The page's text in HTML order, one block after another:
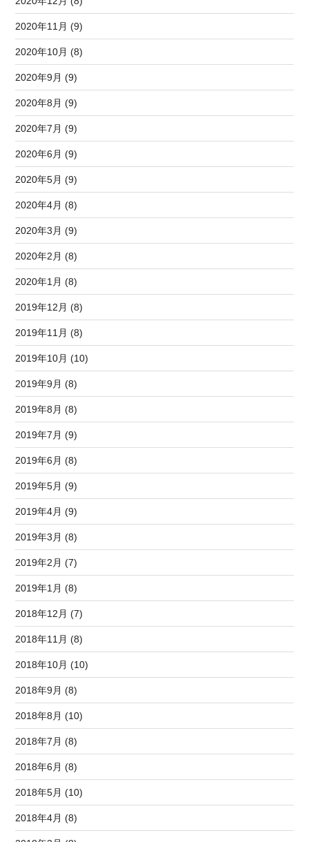
2020年11月 (9)
2020年10月 (8)
2020年9月 (9)
2020年8月 (9)
2020年7月 (9)
2020年6月 (9)
2020年5月 (9)
2020年4月 (8)
2020年3月 (9)
2020年2月 (8)
2020年1月 (8)
2019年12月 (8)
2019年11月 (8)
2019年10月 (10)
2019年9月 (8)
2019年8月 (8)
2019年7月 (9)
2019年6月 (8)
2019年5月 (9)
2019年4月 (9)
2019年3月 (8)
2019年2月 (7)
2019年1月 (8)
2018年12月 (7)
2018年11月 (8)
2018年10月 (10)
2018年9月 (8)
2018年8月 (10)
2018年7月 (8)
2018年6月 (8)
2018年5月 (10)
2018年4月 (8)